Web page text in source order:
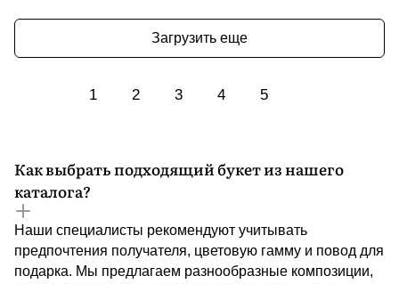
Загрузить еще
1 2 3 4 5
Как выбрать подходящий букет из нашего
каталога?
Наши специалисты рекомендуют учитывать
предпочтения получателя, цветовую гамму и повод для
подарка. Мы предлагаем разнообразные композиции,